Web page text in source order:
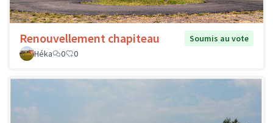
Renouvellement chapiteau
Soumis au vote
Héka
0 0